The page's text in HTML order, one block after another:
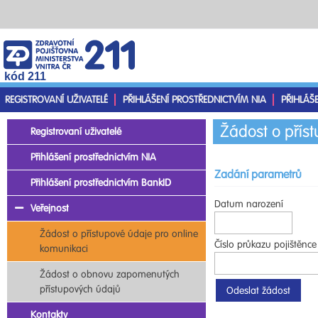
kód 211
REGISTROVANÍ UŽIVATELÉ
PŘIHLÁŠENÍ PROSTŘEDNICTVÍM NIA
Žádost o
Zadání parametrů
Datum narození
Číslo průkazu pojištěnce
Registrovaní uživatelé
Přihlášení prostřednictvím NIA
Přihlášení prostřednictvím BankID
Veřejnost
Žádost o přístupové údaje pro online
komunikaci
Žádost o obnovu zapomenutých
přístupových údajů
Kontakty